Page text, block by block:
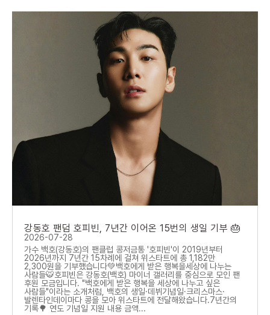
강동호 팬덤 호피빈, 7년간 이어온 15번의 생일 기부 🎂
2026-07-28
가수 백호(강동호)의 팬클럽 콩저금통 '호피빈'이 2019년부터
2026년까지 7년간 15차례에 걸쳐 위스타트에 총 1,182만
2,300원을 기부했습니다💚백호에게 받은 행복을세상에 나누는
사람들🐯호피빈은 강동호(백호) 마이너 갤러리를 중심으로 모인 팬
후원 모금입니다. "백호에게 받은 행복을 세상에 나누고 싶은
사람들"이라는 소개처럼, 백호의 생일·데뷔기념일·크리스마스·
발렌타인데이마다 콩을 모아 위스타트에 전달해왔습니다.7년간의
기록🌳 연도 기념일 지원 내용 금액...